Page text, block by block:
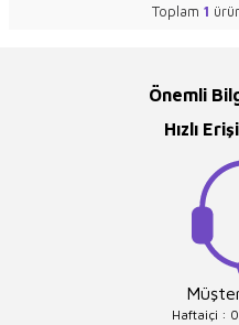
Toplam 1
Önemli
Hızlı
Haftaiçi :